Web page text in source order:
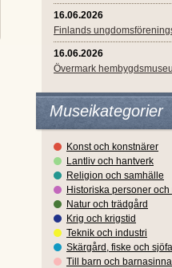
16.06.2026
Finlands
16.06.2026
Övermark
Museikategorier
Konst och konstnärer
Lantliv och hantverk
Religion och samhälle
Historiska personer
Natur och trädgård
Krig och krigstid
Teknik och industri
Skärgård, fiske och
Till barn och